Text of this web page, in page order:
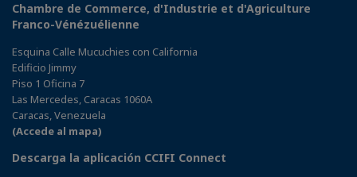
Chambre de Commerce, d'Industrie et d'Agriculture
Franco-Vénézuélienne
Esquina Calle Mucuchies con California
Edificio Jimmy
Piso 1 Oficina 7
Las Mercedes, Caracas 1060A
Caracas, Venezuela
(Accede al mapa)
Descarga la aplicación CCIFI Connect